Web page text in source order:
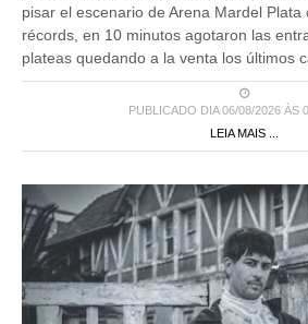
pisar el escenario de Arena Mardel
récords, en 10 minutos agotaron las
plateas quedando a la venta los últimos
PUBLICADO DIA 06/08/2026 ÀS
LEIA MAIS ...